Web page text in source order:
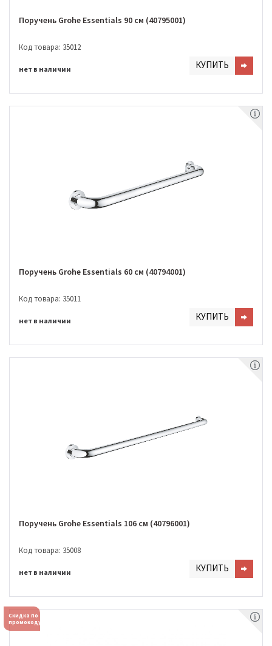
Поручень Grohe Essentials 90 см (40795001)
Код товара: 35012
нет в наличии КУПИТЬ
Поручень Grohe Essentials 60 см (40794001)
Код товара: 35011
нет в наличии КУПИТЬ
Поручень Grohe Essentials 106 см (40796001)
Код товара: 35008
нет в наличии КУПИТЬ
Скидка по
промокоду